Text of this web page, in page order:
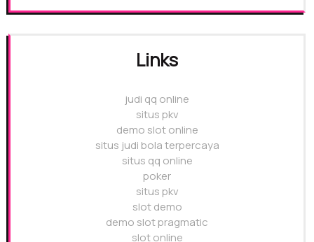
Links
judi qq online
situs pkv
demo slot online
situs judi bola terpercaya
situs qq online
poker
situs pkv
slot demo
demo slot pragmatic
slot online